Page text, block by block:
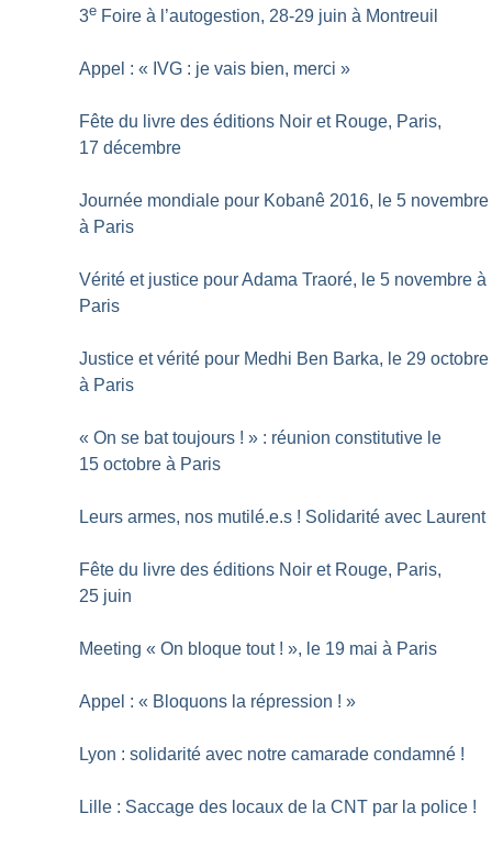
3e Foire à l’autogestion, 28-29 juin à Montreuil
Appel : « IVG : je vais bien, merci »
Fête du livre des éditions Noir et Rouge, Paris,
17 décembre
Journée mondiale pour Kobanê 2016, le 5 novembre
à Paris
Vérité et justice pour Adama Traoré, le 5 novembre à
Paris
Justice et vérité pour Medhi Ben Barka, le 29 octobre
à Paris
« On se bat toujours ! » : réunion constitutive le
15 octobre à Paris
Leurs armes, nos mutilé.e.s ! Solidarité avec Laurent
Fête du livre des éditions Noir et Rouge, Paris,
25 juin
Meeting « On bloque tout ! », le 19 mai à Paris
Appel : « Bloquons la répression ! »
Lyon : solidarité avec notre camarade condamné !
Lille : Saccage des locaux de la CNT par la police !